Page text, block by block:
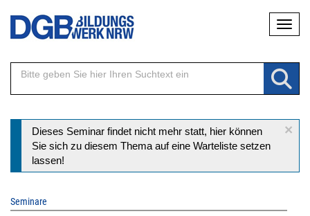
Direkt
Inhalt
×
Statusmeldung
Dieses Seminar findet nicht mehr statt, hier können
Sie sich zu diesem Thema auf eine Warteliste setzen
lassen!
Seminare